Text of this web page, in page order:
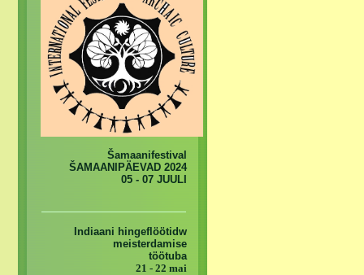
Šamaanifestival
ŠAMAANIPÄEVAD 2024
05 - 07 JUULI
Indiaani hingeflöötidw
meisterdamise
töötuba
21 - 22 mai